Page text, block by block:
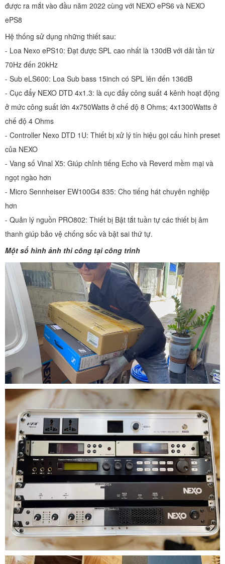
được ra mắt vào đầu năm 2022 cùng với NEXO ePS6 và NEXO
ePS8
Hệ thống sử dụng những thiết sau:
- Loa Nexo ePS10: Đạt được SPL cao nhất là 130dB với dải tần từ
70Hz đến 20kHz
- Sub eLS600: Loa Sub bass 15inch có SPL lên đến 136dB
- Cục đẩy NEXO DTD 4x1.3: là cục đẩy công suất 4 kênh hoạt động
ở mức công suất lớn 4x750Watts ở chế độ 8 Ohms; 4x1300Watts ở
chế độ 4 Ohms
- Controller Nexo DTD 1U: Thiết bị xử lý tín hiệu gọi cấu hình preset
của NEXO
- Vang số Vinal X5: Giúp chỉnh tiếng Echo và Reverd mềm mại và
ngọt ngào hơn
- Micro Sennheiser EW100G4 835: Cho tiếng hát chuyên nghiệp
hơn
- Quản lý nguồn PRO802: Thiết bị Bật tắt tuần tự các thiết bị âm
thanh giúp bảo vệ chống sốc và bật sai thứ tự.
Một số hình ảnh thi công tại công trình